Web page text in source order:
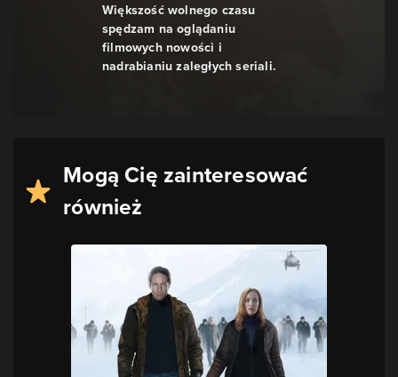
Większość wolnego czasu
spędzam na oglądaniu
filmowych nowości i
nadrabianiu zaległych seriali.
Mogą Cię zainteresować
również